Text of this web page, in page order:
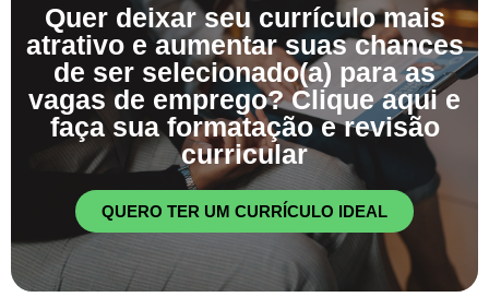
Quer deixar seu currículo mais
atrativo e aumentar suas chances
de ser selecionado(a) para as
vagas de emprego? Clique aqui e
faça sua formatação e revisão
curricular
QUERO TER UM CURRÍCULO IDEAL